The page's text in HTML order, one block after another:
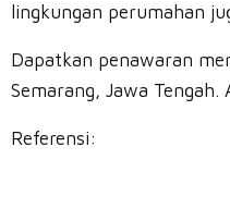
lingkungan perumahan
Dapatkan penawaran
Semarang, Jawa
Referensi: